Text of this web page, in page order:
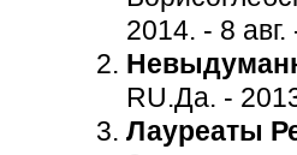
2014. - 8
RU.Да. -
Лауреаты